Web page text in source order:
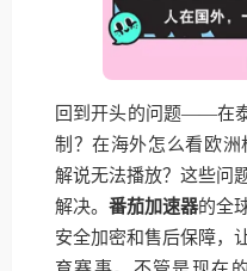
回到开头的问题——在
制？在海外怎么看欧洲
解说无法播放？这些问
解决。番茄加速器的全
安全加密和售后保障，